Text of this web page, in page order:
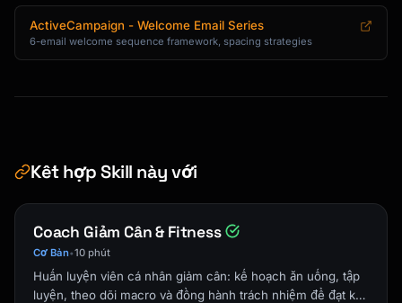
Hi {{first_name}},
You've been using {{product_name}} for a week
**2. [Tip Title]**
[1-2 sentence explanation] [Link: Try it →]
**3. [Tip Title]**
[1-2 sentence explanation] [Link: Learn more
→]
ActiveCampaign - Welcome Email Series
6-email welcome sequence framework, spacing strategies
Kết hợp Skill này với
Coach Giảm Cân & Fitness
Cơ Bản•10 phút
Huấn luyện viên cá nhân giảm cân: kế hoạch ăn uống, tập
luyện, theo dõi macro và đồng hành trách nhiệm để đạt kết